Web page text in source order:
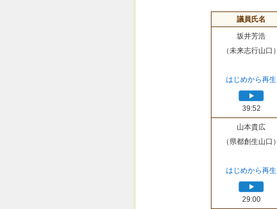
議員氏名
坂井芳浩
（未来志行山口）
はじめから再生
39:52
山本貴広
（県都創生山口）
はじめから再生
29:00